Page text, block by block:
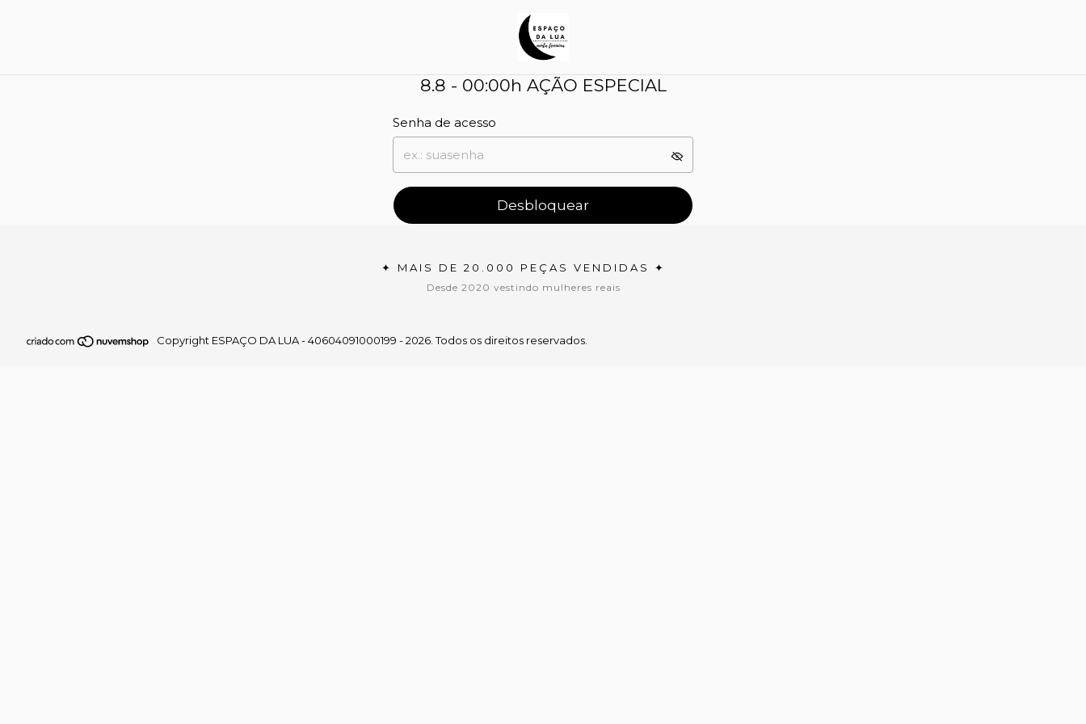
8.8 - 00:00h AÇÃO ESPECIAL
Senha de acesso
Desbloquear
✦ MAIS DE 20.000 PEÇAS VENDIDAS ✦
Desde 2020 vestindo mulheres reais
Copyright ESPAÇO DA LUA - 40604091000199 - 2026. Todos os direitos reservados.